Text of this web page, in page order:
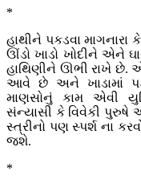
*
હાથીને પકડવા માગનારા
ઊંડો ખાડો ખોદીને એને
હાથિણીને ઊભી રાખે છે.
આવે છે અને ખાડામાં
માણસોનું કામ એવી
સંન્યાસી કે વિવેકી પુરુષે
સ્ત્રીનો પણ સ્પર્શ ના
જશે.
*